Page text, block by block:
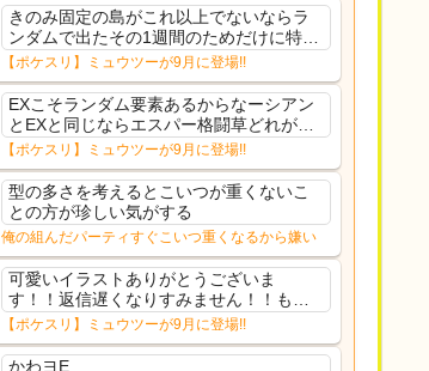
きのみ固定の島がこれ以上でないならラ
ンダムで出たその1週間のためだけに特定
のタイプにリソース割くのなんだかむな
しい気がするわ出番がないってわけじゃ
ないから無駄ではないんだけど
【ポケスリ】ミュウツーが9月に登場!!
EXこそランダム要素あるからなーシアン
とEXと同じならエスパー格闘草どれが事
前に来るか分からんから、積む必要があ
るミュウツーは使いにくくね？って思っ
た
【ポケスリ】ミュウツーが9月に登場!!
型の多さを考えるとこいつが重くないこ
との方が珍しい気がする
俺の組んだパーティすぐこいつ重くなるから嫌い
可愛いイラストありがとうございま
す！！返信遅くなりすみません！！もう
少ししたら通常再開できます！
【ポケスリ】ミュウツーが9月に登場!!
かわヨE